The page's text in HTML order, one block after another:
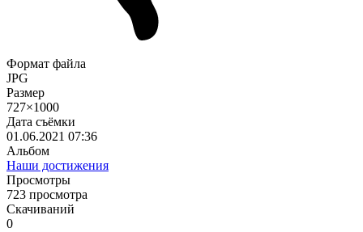
Формат файла
JPG
Размер
727×1000
Дата съёмки
01.06.2021 07:36
Альбом
Наши достижения
Просмотры
723 просмотра
Скачиваний
0